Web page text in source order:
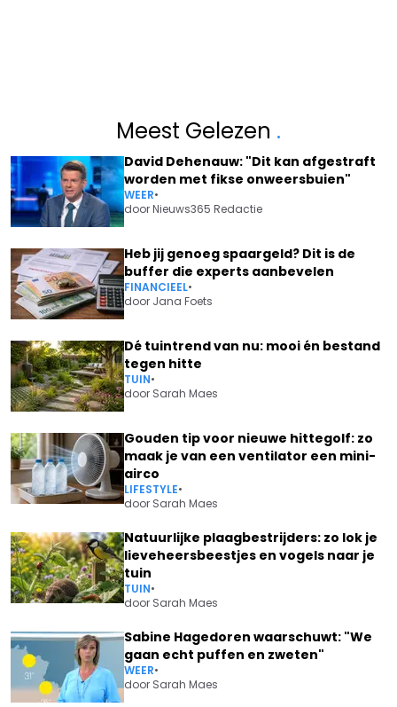
Meest Gelezen .
David Dehenauw: "Dit kan afgestraft
worden met fikse onweersbuien"
WEER•
doorNieuws365 Redactie
Heb jij genoeg spaargeld? Dit is de
buffer die experts aanbevelen
FINANCIEEL•
door Jana Foets
Dé tuintrend van nu: mooi én bestand
tegen hitte
TUIN•
door Sarah Maes
Gouden tip voor nieuwe hittegolf: zo
maak je van een ventilator een mini-
airco
LIFESTYLE•
door Sarah Maes
Natuurlijke plaagbestrijders: zo lok je
lieveheersbeestjes en vogels naar je
tuin
TUIN•
door Sarah Maes
Sabine Hagedoren waarschuwt: "We
gaan echt puffen en zweten"
WEER•
door Sarah Maes